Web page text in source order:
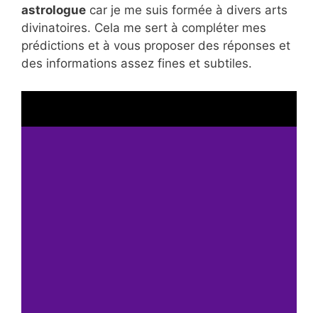
astrologue car je me suis formée à divers arts
divinatoires. Cela me sert à compléter mes
prédictions et à vous proposer des réponses et
des informations assez fines et subtiles.